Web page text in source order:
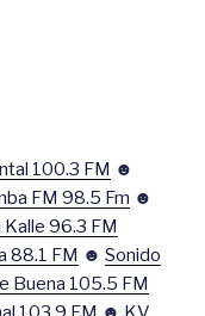
100.3 FM ☻
FM 98.5 Fm ☻
Kalle 96.3 FM
88.1 FM ☻ Sonido
Buena 105.5 FM